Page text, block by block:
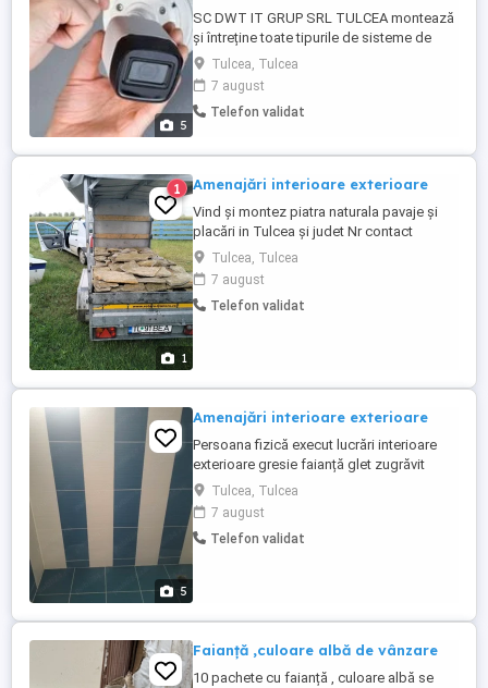
5
SC DWT IT GRUP SRL TULCEA montează
și întreține toate tipurile de sisteme de
securitate - supraveghere și monitorizare
video. Acestea sunt o soluție de protecție
deoarece asigură supravegherea
permanentă a obiectivului ( atât
exterioare ). Un sistem de supraveghere ...
Tulcea, Tulcea
7 august
Telefon validat
1
1 Amenajări interioare exterioare
Vind și montez piatra naturala pavaje și
placări in Tulcea și judet Nr contact
Tulcea, Tulcea
7 august
Telefon validat
5
Amenajări interioare exterioare
Persoana fizică execut lucrări interioare
exterioare gresie faianță glet zugrăvit
parchet izolație decorative tencuiala rigips
placări piatra naturala montaj uși zidărie
garduri etc ofer seriozitate Tulcea și judet
Tulcea, Tulcea
7 august
Telefon validat
Faianță ,culoare albă de vânzare
10 pachete cu faianță , culoare albă se